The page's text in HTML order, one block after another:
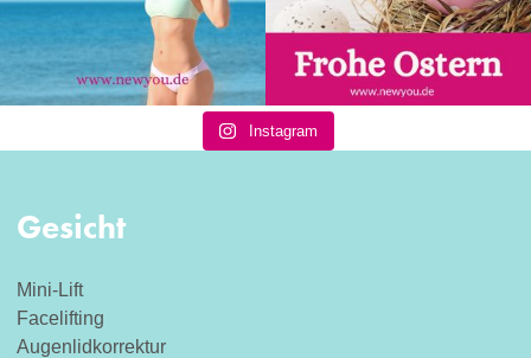
Instagram
Gesicht
Mini-Lift
Facelifting
Augenlidkorrektur